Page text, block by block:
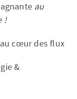
au
!
cœur des flux
&